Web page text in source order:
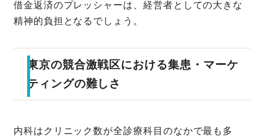
借金返済のプレッシャーは、経営者としての大きな
精神的負担となるでしょう。
東京の競合激戦区における集患・マーケ
ティングの難しさ
内科はクリニック数が全診療科目のなかで最も多